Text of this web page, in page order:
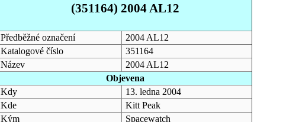
(351164) 2004 AL12
Předběžné označení
2004 AL12
Katalogové číslo
351164
Název
2004 AL12
Objevena
Kdy
13. ledna 2004
Kde
Kitt Peak
Kým
Spacewatch